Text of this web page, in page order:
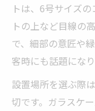
トは、6号サイズ
トの上など目線の
で、細部の意匠や
客時にも話題になり
設置場所を選ぶ際
切です。ガラスケ